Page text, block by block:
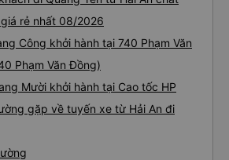
rẻ nhất 08/2026
Công khởi hành tại 740 Phạm Văn
Phạm Văn Đồng)
Mười khởi hành tại Cao tốc HP
gặp về tuyến xe từ Hải An đi